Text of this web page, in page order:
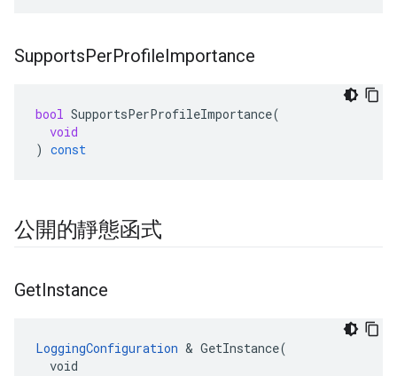
SupportsPerProfileImportance
bool SupportsPerProfileImportance(
void
) const
公開的靜態函式
GetInstance
LoggingConfiguration & GetInstance(
  void